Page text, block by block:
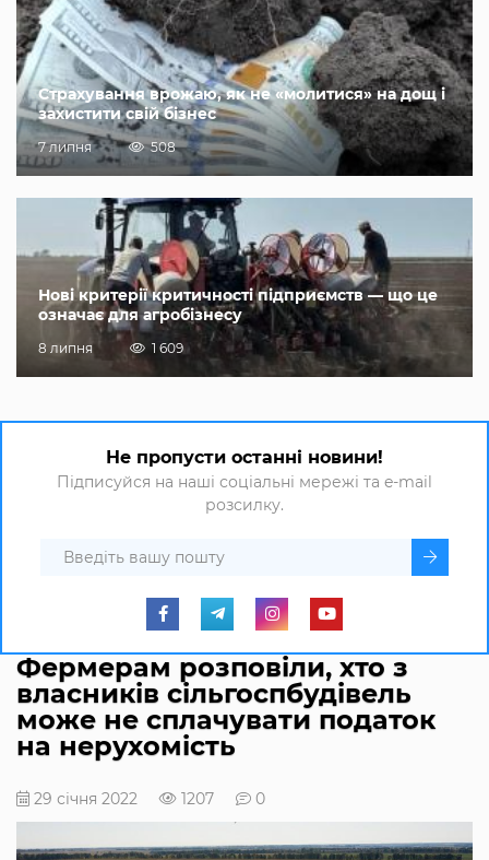
Страхування врожаю, як не «молитися» на дощ і
захистити свій бізнес
7 липня 508
Нові критерії критичності підприємств — що це
означає для агробізнесу
8 липня 1 609
Не пропусти останні новини!
Підписуйся на наші соціальні мережі та e-mail
розсилку.
Фермерам розповіли, хто з
власників сільгоспбудівель
може не сплачувати податок
на нерухомість
29 січня 2022 1207 0